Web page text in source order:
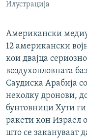
Илустрација
Американски
12 американски
кои двајца
воздухопловната
Саудиска Арабија
неколку дронови,
бунтовници Хути
ракети кон Израел
што се закануваат